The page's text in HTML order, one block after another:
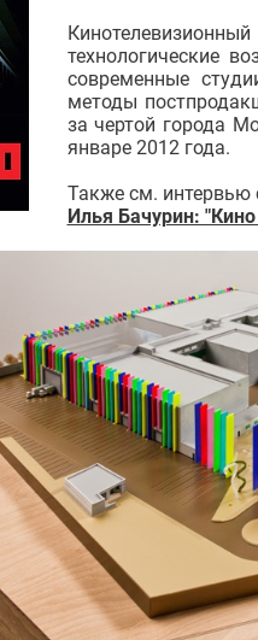
технологические
современные
методы
за чертой города
январе 2012 года.
Также см.
Илья Бачурин: